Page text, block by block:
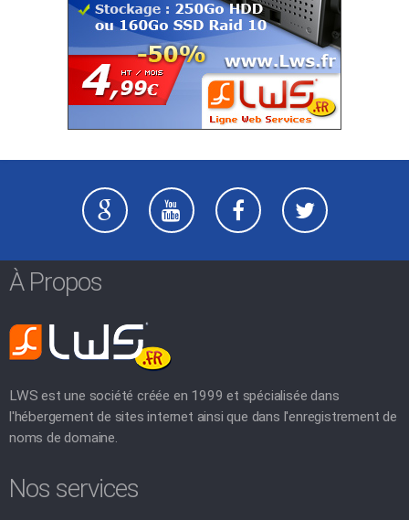
À Propos
LWS est une société créée en 1999 et spécialisée dans
l'hébergement de sites internet ainsi que dans l'enregistrement de
noms de domaine.
Nos services